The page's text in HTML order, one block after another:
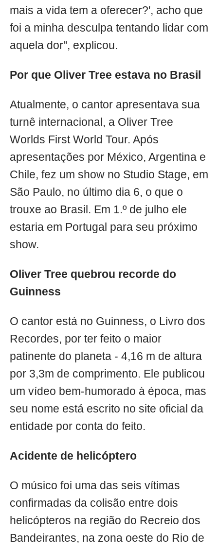
mais a vida tem a oferecer?', acho que
foi a minha desculpa tentando lidar com
aquela dor", explicou.
Por que Oliver Tree estava no Brasil
Atualmente, o cantor apresentava sua
turnê internacional, a Oliver Tree
Worlds First World Tour. Após
apresentações por México, Argentina e
Chile, fez um show no Studio Stage, em
São Paulo, no último dia 6, o que o
trouxe ao Brasil. Em 1.º de julho ele
estaria em Portugal para seu próximo
show.
Oliver Tree quebrou recorde do
Guinness
O cantor está no Guinness, o Livro dos
Recordes, por ter feito o maior
patinente do planeta - 4,16 m de altura
por 3,3m de comprimento. Ele publicou
um vídeo bem-humorado à época, mas
seu nome está escrito no site oficial da
entidade por conta do feito.
Acidente de helicóptero
O músico foi uma das seis vítimas
confirmadas da colisão entre dois
helicópteros na região do Recreio dos
Bandeirantes, na zona oeste do Rio de